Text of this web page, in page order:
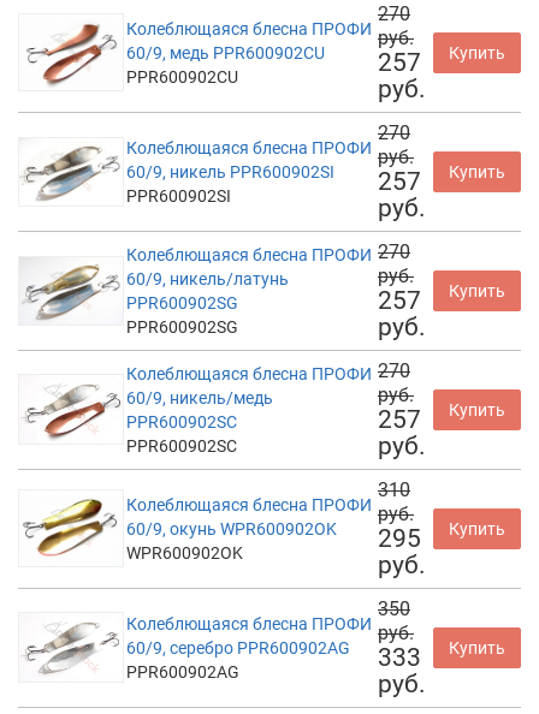
Колеблющаяся блесна ПРОФИ
60/9, медь PPR600902CU
PPR600902CU
270
руб.
257
руб.
Купить
Колеблющаяся блесна ПРОФИ
60/9, никель PPR600902SI
PPR600902SI
270
руб.
257
руб.
Купить
Колеблющаяся блесна ПРОФИ
60/9, никель/латунь
PPR600902SG
PPR600902SG
270
руб.
257
руб.
Купить
Колеблющаяся блесна ПРОФИ
60/9, никель/медь
PPR600902SC
PPR600902SC
270
руб.
257
руб.
Купить
Колеблющаяся блесна ПРОФИ
60/9, окунь WPR600902OK
WPR600902OK
310
руб.
295
руб.
Купить
Колеблющаяся блесна ПРОФИ
60/9, серебро PPR600902AG
PPR600902AG
350
руб.
333
руб.
Купить